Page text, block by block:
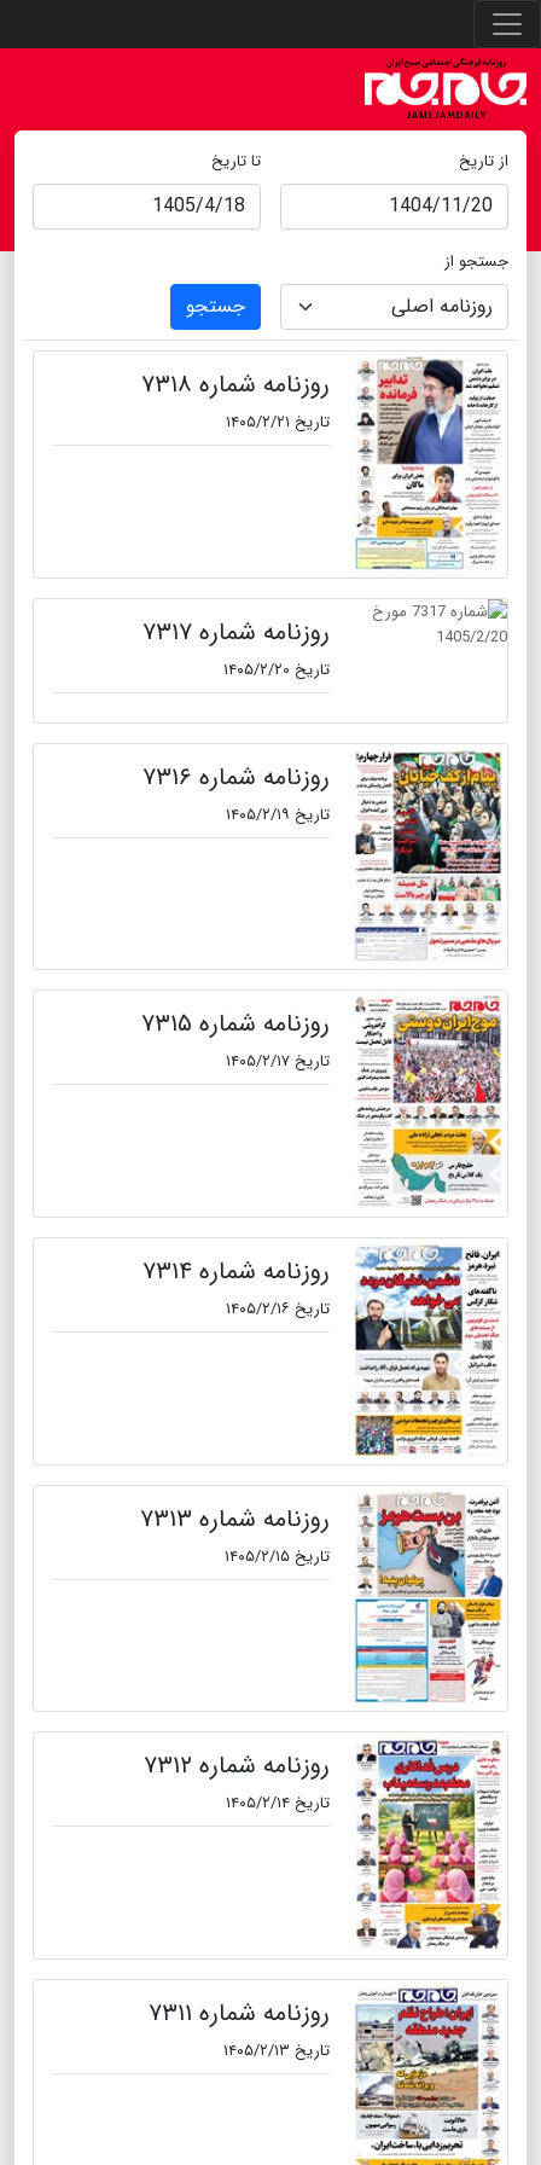
از تاریخ تا تاریخ
جستجو از
جستجو
روزنامه شماره ۷۳۱۸
تاریخ ۱۴۰۵/۲/۲۱
روزنامه شماره ۷۳۱۷
تاریخ ۱۴۰۵/۲/۲۰
روزنامه شماره ۷۳۱۶
تاریخ ۱۴۰۵/۲/۱۹
روزنامه شماره ۷۳۱۵
تاریخ ۱۴۰۵/۲/۱۷
روزنامه شماره ۷۳۱۴
تاریخ ۱۴۰۵/۲/۱۶
روزنامه شماره ۷۳۱۳
تاریخ ۱۴۰۵/۲/۱۵
روزنامه شماره ۷۳۱۲
تاریخ ۱۴۰۵/۲/۱۴
روزنامه شماره ۷۳۱۱
تاریخ ۱۴۰۵/۲/۱۳